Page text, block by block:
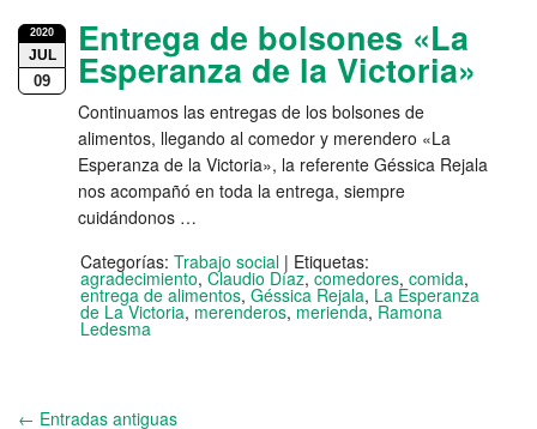
2020
JUL
09
Entrega de bolsones «La
Esperanza de la Victoria»
Continuamos las entregas de los bolsones de
alimentos, llegando al comedor y merendero «La
Esperanza de la Victoria», la referente Géssica Rejala
nos acompañó en toda la entrega, siempre
cuidándonos …
Categorías: Trabajo social | Etiquetas:
agradecimiento, Claudio Díaz, comedores, comida,
entrega de alimentos, Géssica Rejala, La Esperanza
de La Victoria, merenderos, merienda, Ramona
Ledesma
← Entradas antiguas